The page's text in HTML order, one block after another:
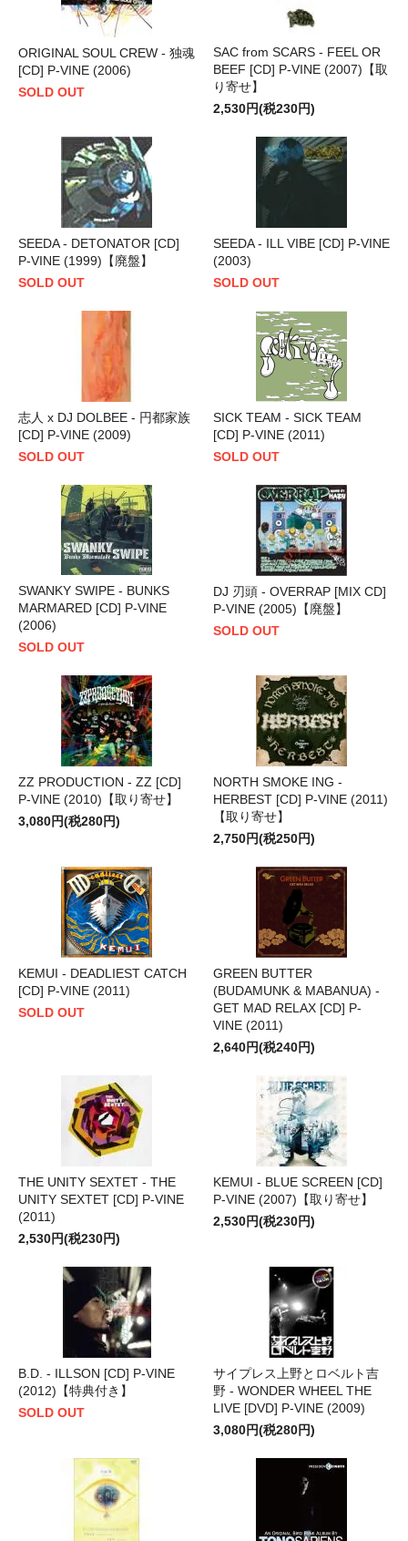
ORIGINAL SOUL CREW - 独魂
[CD] P-VINE (2006)
SOLD OUT
SAC from SCARS - FEEL OR
BEEF [CD] P-VINE (2007)【取
り寄せ】
2,530円(税230円)
SEEDA - DETONATOR [CD]
P-VINE (1999)【廃盤】
SOLD OUT
SEEDA - ILL VIBE [CD] P-VINE
(2003)
SOLD OUT
志人 x DJ DOLBEE - 円都家族
[CD] P-VINE (2009)
SOLD OUT
SICK TEAM - SICK TEAM
[CD] P-VINE (2011)
SOLD OUT
SWANKY SWIPE - BUNKS
MARMARED [CD] P-VINE
(2006)
SOLD OUT
DJ 刃頭 - OVERRAP [MIX CD]
P-VINE (2005)【廃盤】
SOLD OUT
ZZ PRODUCTION - ZZ [CD]
P-VINE (2010)【取り寄せ】
3,080円(税280円)
NORTH SMOKE ING -
HERBEST [CD] P-VINE (2011)
【取り寄せ】
2,750円(税250円)
KEMUI - DEADLIEST CATCH
[CD] P-VINE (2011)
SOLD OUT
GREEN BUTTER
(BUDAMUNK & MABANUA) -
GET MAD RELAX [CD] P-
VINE (2011)
2,640円(税240円)
THE UNITY SEXTET - THE
UNITY SEXTET [CD] P-VINE
(2011)
2,530円(税230円)
KEMUI - BLUE SCREEN [CD]
P-VINE (2007)【取り寄せ】
2,530円(税230円)
B.D. - ILLSON [CD] P-VINE
(2012)【特典付き】
SOLD OUT
サイプレス上野とロベルト吉
野 - WONDER WHEEL THE
LIVE [DVD] P-VINE (2009)
3,080円(税280円)